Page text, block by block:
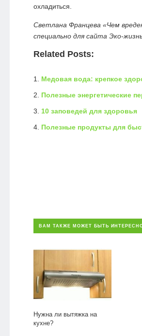
охладиться.
Светлана Францева «Чем
специально для сайта Эко-
Related Posts:
Медовая вода: крепкое
Полезные энергетические
10 заповедей для здоровья
Полезные продукты для
ВАМ ТАКЖЕ МОЖЕТ БЫТЬ
Нужна ли вытяжка на
кухне?